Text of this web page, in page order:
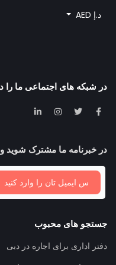
د.إ AED
در شبکه های اجتماعی ما را
در خبرنامه ما مشترک شوید و
جستجو های محبوب
دفتر اداری برای اجاره در دبی